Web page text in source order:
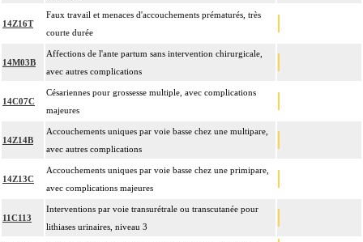
14Z16T
Faux travail et menaces d'accouchements prématurés, très
courte durée
14M03B
Affections de l'ante partum sans intervention chirurgicale,
avec autres complications
14C07C
Césariennes pour grossesse multiple, avec complications
majeures
14Z14B
Accouchements uniques par voie basse chez une multipare,
avec autres complications
14Z13C
Accouchements uniques par voie basse chez une primipare,
avec complications majeures
11C113
Interventions par voie transurétrale ou transcutanée pour
lithiases urinaires, niveau 3